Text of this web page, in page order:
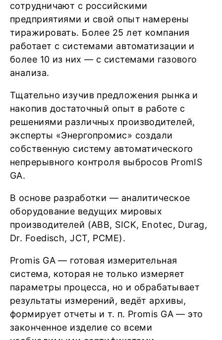
сотрудничают с российскими
предприятиями и свой опыт намерены
тиражировать. Более 25 лет компания
работает с системами автоматизации и
более 10 из них — с системами газового
анализа.
Тщательно изучив предложения рынка и
накопив достаточный опыт в работе с
решениями различных производителей,
эксперты «Энергопромис» создали
собственную систему автоматического
непрерывного контроля выбросов PromIS
GA.
В основе разработки — аналитическое
оборудование ведущих мировых
производителей (ABB, SICK, Enotec, Durag,
Dr. Foedisch, JCT, PCME).
Promis GA — готовая измерительная
система, которая не только измеряет
параметры процесса, но и обрабатывает
результаты измерений, ведёт архивы,
формирует отчеты и т. п. Promis GA — это
законченное изделие со всеми